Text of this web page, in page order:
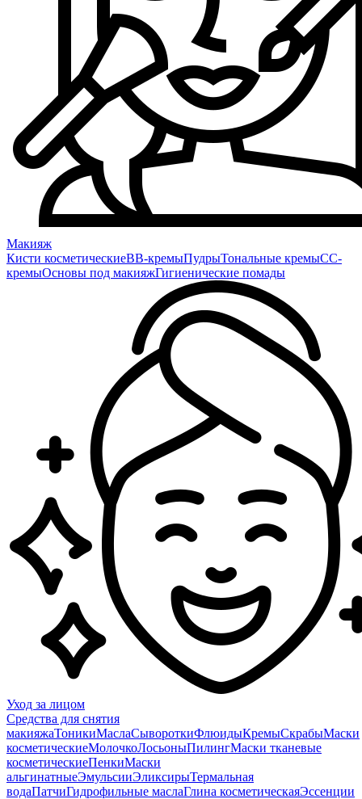
Макияж
Кисти косметическиеBB-кремыПудрыТональные кремыCC-
кремыОсновы под макияжГигиенические помады
Уход за лицом
Средства для снятия
макияжаТоникиМаслаСывороткиФлюидыКремыСкрабыМаски
косметическиеМолочкоЛосьоныПилингМаски тканевые
косметическиеПенкиМаски
альгинатныеЭмульсииЭликсирыТермальная
водаПатчиГидрофильные маслаГлина косметическаяЭссенции